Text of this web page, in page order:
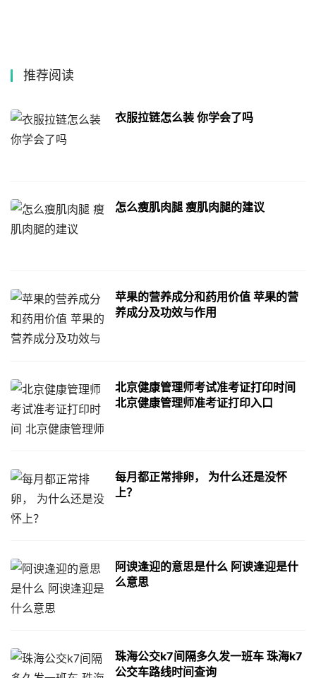
推荐阅读
衣服拉链怎么装 你学会了吗
怎么瘦肌肉腿 瘦肌肉腿的建议
苹果的营养成分和药用价值 苹果的营
养成分及功效与作用
北京健康管理师考试准考证打印时间
北京健康管理师准考证打印入口
每月都正常排卵， 为什么还是没怀
上？
阿谀逢迎的意思是什么 阿谀逢迎是什
么意思
珠海公交k7间隔多久发一班车 珠海k7
公交车路线时间查询